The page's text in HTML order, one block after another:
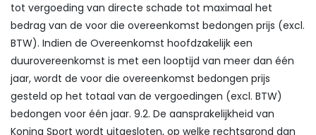
tot vergoeding van directe schade tot maximaal het
bedrag van de voor die overeenkomst bedongen prijs (excl.
BTW). Indien de Overeenkomst hoofdzakelijk een
duurovereenkomst is met een looptijd van meer dan één
jaar, wordt de voor die overeenkomst bedongen prijs
gesteld op het totaal van de vergoedingen (excl. BTW)
bedongen voor één jaar. 9.2. De aansprakelijkheid van
Koning Sport wordt uitgesloten, op welke rechtsgrond dan